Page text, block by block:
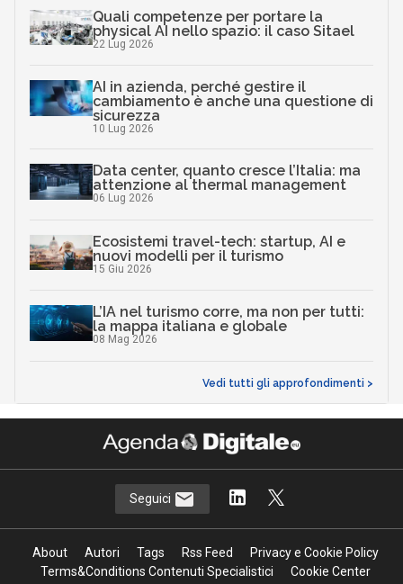
Quali competenze per portare la
physical AI nello spazio: il caso Sitael
22 Lug 2026
AI in azienda, perché gestire il
cambiamento è anche una questione di
sicurezza
10 Lug 2026
Data center, quanto cresce l’Italia: ma
attenzione al thermal management
06 Lug 2026
Ecosistemi travel-tech: startup, AI e
nuovi modelli per il turismo
15 Giu 2026
L’IA nel turismo corre, ma non per tutti:
la mappa italiana e globale
08 Mag 2026
Vedi tutti gli approfondimenti >
Seguici
About Autori Tags Rss Feed
Privacy e Cookie Policy
Terms&Conditions Contenuti Specialistici
Cookie Center